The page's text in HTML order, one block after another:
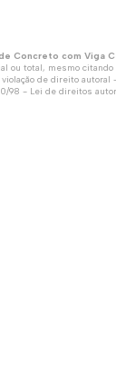
Concreto com Viga
ou total, mesmo
de direito autoral
98 - Lei de direitos